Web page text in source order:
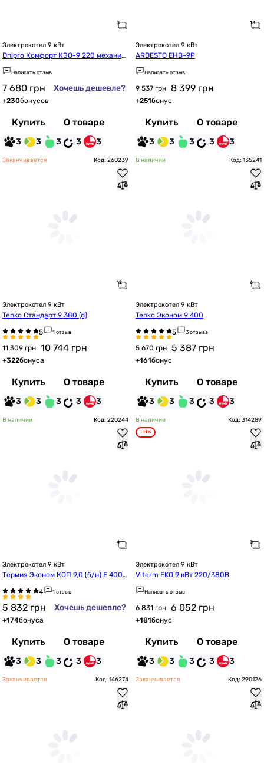
Электрокотел 9 кВт
Dnipro Комфорт КЭО-9 220 механич
еский с насосом IBO
Написать отзыв
7 680 грн Хочешь дешевле?
+230бонусов
Купить О товаре
3 3 3 3 3
Электрокотел 9 кВт
ARDESTO EHB-9P
Написать отзыв
9 537 грн 8 399 грн
+251бонус
Купить О товаре
3 3 3 3 3
Заканчивается Код: 260239
Электрокотел 9 кВт
Tenko Стандарт 9 380 (d)
1 отзыв
11 309 грн 10 744 грн
+322бонуса
Купить О товаре
3 3 3 3 3
В наличии Код: 135241
Электрокотел 9 кВт
Tenko Эконом 9 400
3 отзыва
5 670 грн 5 387 грн
+161бонус
Купить О товаре
3 3 3 3 3
В наличии Код: 220244
Электрокотел 9 кВт
Термия Эконом КОП 9,0 (б/н) Е 400В
1 отзыв
5 832 грн Хочешь дешевле?
+174бонуса
Купить О товаре
3 3 3 3 3
В наличии Код: 314289
-11%
Электрокотел 9 кВт
Viterm EKO 9 кВт 220/380В
Написать отзыв
6 831 грн 6 052 грн
+181бонус
Купить О товаре
3 3 3 3 3
Заканчивается Код: 146274 Заканчивается Код: 290126